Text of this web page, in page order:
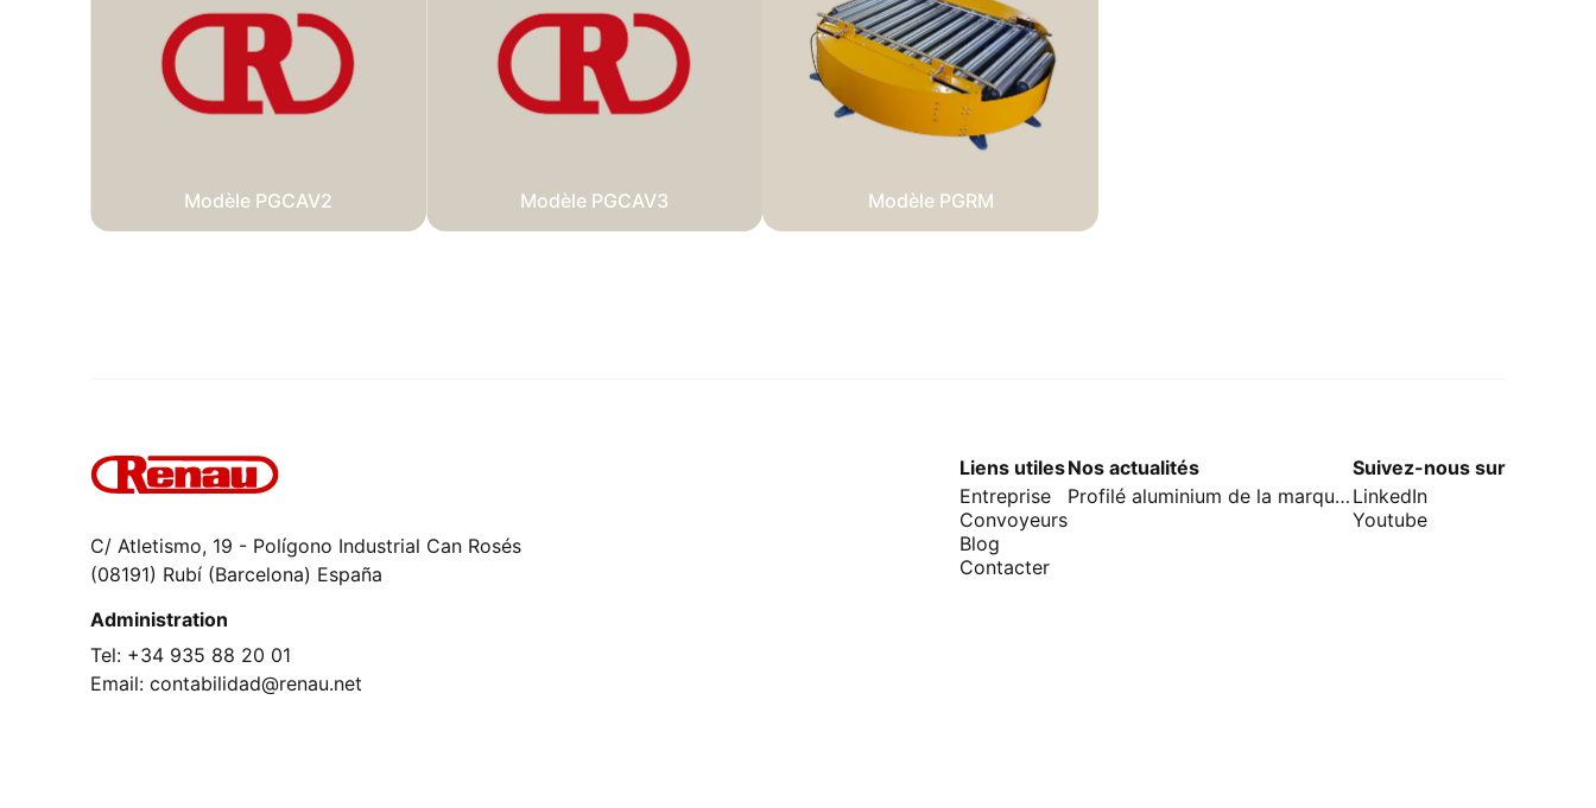
Modèle PGCAV2 Modèle PGCAV3 Modèle PGRM
C/ Atletismo, 19 - Polígono Industrial Can Rosés
(08191) Rubí (Barcelona) España
Administration
Tel: +34 935 88 20 01
Email: contabilidad@renau.net
Liens utiles
Entreprise
Convoyeurs
Blog
Contacter
Nos actualités
Profilé aluminium de la marque Renau
Suivez-nous sur
LinkedIn
Youtube